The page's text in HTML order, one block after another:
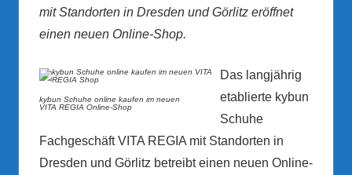
mit Standorten in Dresden und Görlitz eröffnet
einen neuen Online-Shop.
kybun Schuhe online kaufen im neuen
VITA REGIA Online-Shop
Das langjährig
etablierte kybun
Schuhe
Fachgeschäft VITA REGIA mit Standorten in
Dresden und Görlitz betreibt einen neuen Online-